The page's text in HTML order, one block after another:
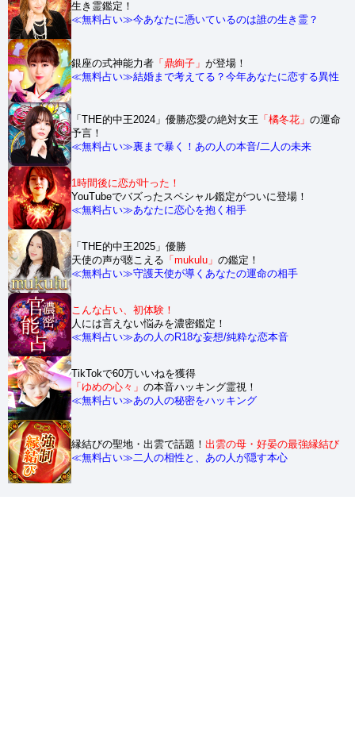
生き霊鑑定！
≪無料占い≫今あなたに憑いているのは誰の生き霊？
銀座の式神能力者 「鼎絢子」 が登場！
≪無料占い≫結婚まで考えてる？今年あなたに恋する異性
「THE的中王2024」優勝恋愛の絶対女王 「橘冬花」 の運命
予言！
≪無料占い≫裏まで暴く！あの人の本音/二人の未来
1時間後に恋が叶った！
YouTubeでバズったスペシャル鑑定がついに登場！
≪無料占い≫あなたに恋心を抱く相手
「THE的中王2025」優勝
天使の声が聴こえる 「mukulu」 の鑑定！
≪無料占い≫守護天使が導くあなたの運命の相手
こんな占い、初体験！
人には言えない悩みを濃密鑑定！
≪無料占い≫あの人のR18な妄想/純粋な恋本音
TikTokで60万いいねを獲得
「ゆめの心々」 の本音ハッキング霊視！
≪無料占い≫あの人の秘密をハッキング
縁結びの聖地・出雲で話題！ 出雲の母・好晏の最強縁結び
≪無料占い≫二人の相性と、あの人が隠す本心